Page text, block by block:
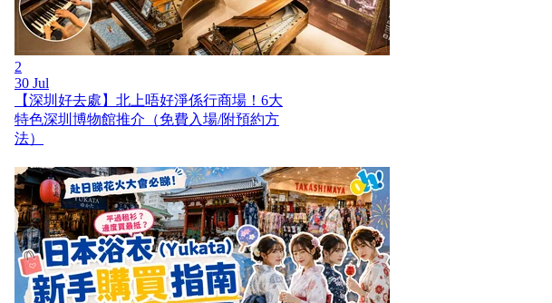
2
30 Jul
【深圳好去處】北上唔好淨係行商場！6大
特色深圳博物館推介（免費入場/附預約方
法）